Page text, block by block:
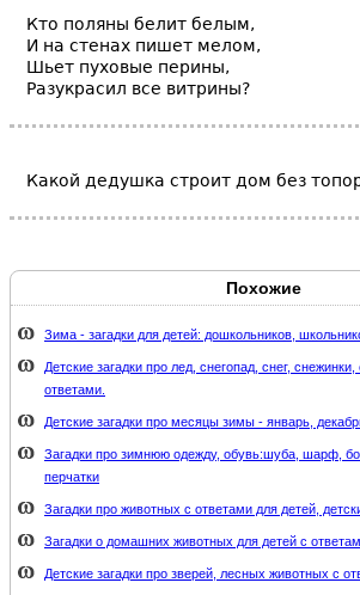
Кто поляны белит белым,
И на стенах пишет мелом,
Шьет пуховые перины,
Разукрасил все витрины?
Какой дедушка строит дом без
Похожие
Зима - загадки для детей: дошкольников,
Детские загадки про лед, снегопад, снег,
ответами.
Детские загадки про месяцы зимы - январь,
Загадки про зимнюю одежду, обувь:шуба, шарф,
перчатки
Загадки про животных с ответами для детей,
Загадки о домашних животных для детей с
Детские загадки про зверей, лесных животных с